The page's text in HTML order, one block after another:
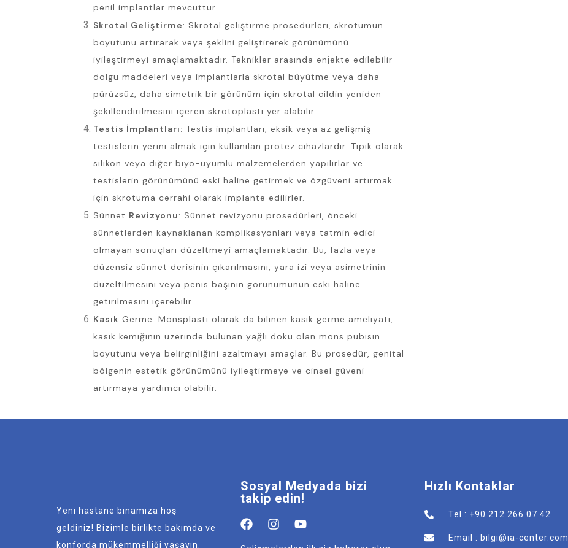
penil implantlar mevcuttur.
Skrotal Geliştirme: Skrotal geliştirme prosedürleri, skrotumun
boyutunu artırarak veya şeklini geliştirerek görünümünü
iyileştirmeyi amaçlamaktadır. Teknikler arasında enjekte edilebilir
dolgu maddeleri veya implantlarla skrotal büyütme veya daha
pürüzsüz, daha simetrik bir görünüm için skrotal cildin yeniden
şekillendirilmesini içeren skrotoplasti yer alabilir.
Testis İmplantları: Testis implantları, eksik veya az gelişmiş
testislerin yerini almak için kullanılan protez cihazlardır. Tipik olarak
silikon veya diğer biyo-uyumlu malzemelerden yapılırlar ve
testislerin görünümünü eski haline getirmek ve özgüveni artırmak
için skrotuma cerrahi olarak implante edilirler.
Sünnet Revizyonu: Sünnet revizyonu prosedürleri, önceki
sünnetlerden kaynaklanan komplikasyonları veya tatmin edici
olmayan sonuçları düzeltmeyi amaçlamaktadır. Bu, fazla veya
düzensiz sünnet derisinin çıkarılmasını, yara izi veya asimetrinin
düzeltilmesini veya penis başının görünümünün eski haline
getirilmesini içerebilir.
Kasık Germe: Monsplasti olarak da bilinen kasık germe ameliyatı,
kasık kemiğinin üzerinde bulunan yağlı doku olan mons pubisin
boyutunu veya belirginliğini azaltmayı amaçlar. Bu prosedür, genital
bölgenin estetik görünümünü iyileştirmeye ve cinsel güveni
artırmaya yardımcı olabilir.
Yeni hastane binamıza hoş
geldiniz! Bizimle birlikte bakımda ve
konforda mükemmelliği yaşayın.
Sosyal Medyada bizi
takip edin!
Hızlı Kontaklar
Tel : +90 212 266 07 42
Email : bilgi@ia-center.com